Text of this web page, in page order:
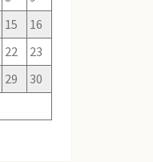
15
16
22
23
29
30